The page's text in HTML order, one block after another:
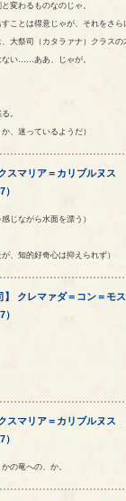
変わるものなのじゃ。
ことは得意じゃが、それをさら
大祭司（カタラァナ）クラスの
ない……ああ、じゃが。
。
、迷っているようだ）
スマリア＝ カリブルヌス
）
じながら水面を漂う）
、知的好奇心は抑えられず）
】 クレマァダ＝ コン＝モ
）
スマリア＝ カリブルヌス
）
の竜への、か。